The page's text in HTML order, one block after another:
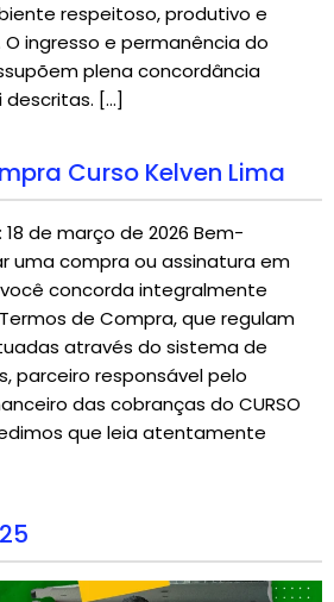
respeitoso, produtivo e
ingresso e permanência do
plena concordância
descritas. […]
Curso Kelven Lima
de março de 2026 Bem-
uma compra ou assinatura em
concorda integralmente
de Compra, que regulam
através do sistema de
parceiro responsável pelo
das cobranças do CURSO
Pedimos que leia atentamente